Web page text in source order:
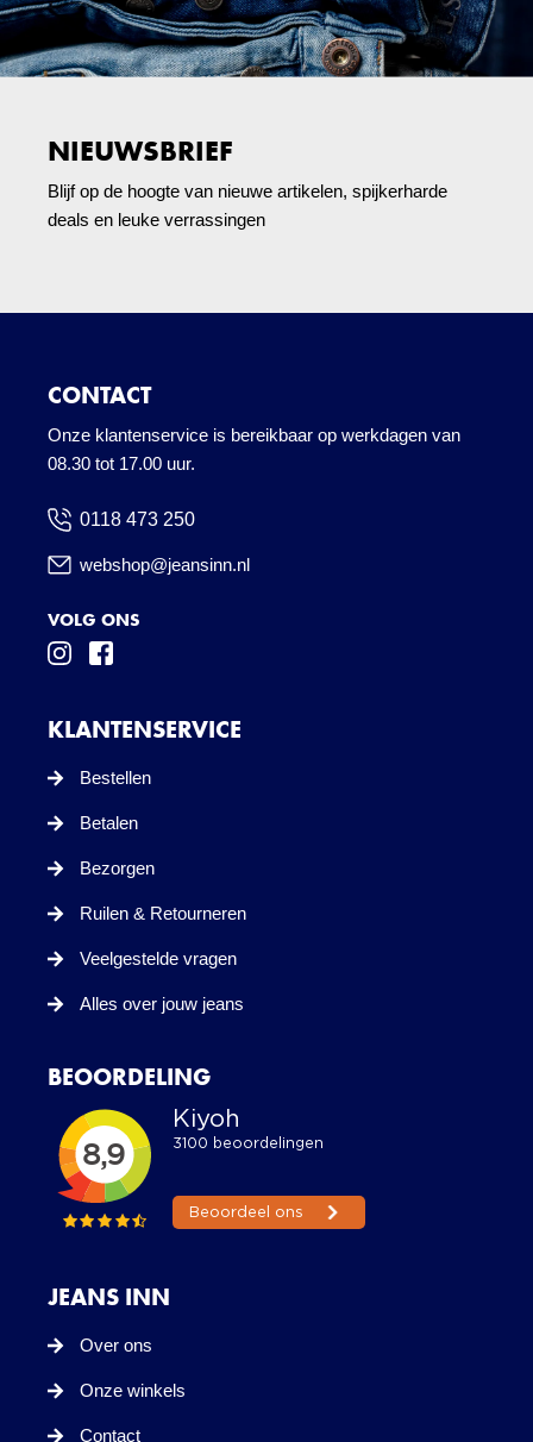
NIEUWSBRIEF
Blijf op de hoogte van nieuwe artikelen, spijkerharde
deals en leuke verrassingen
CONTACT
Onze klantenservice is bereikbaar op werkdagen van
08.30 tot 17.00 uur.
0118 473 250
webshop@jeansinn.nl
VOLG ONS
JEANS INN
Over ons
Onze winkels
Contact
KLANTENSERVICE
Bestellen
Betalen
Bezorgen
Ruilen & Retourneren
Veelgestelde vragen
Alles over jouw jeans
BEOORDELING